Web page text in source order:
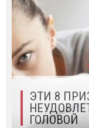
ЭТИ 8
ГОЛОВОЙ